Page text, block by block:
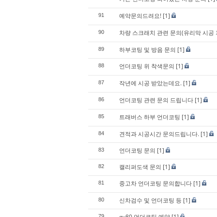
91 예약문의드려요! [1]
90 차량 스크래치 관련 문의(유리막 시공
89 하부코팅 및 방음 문의 [1]
88 언더코팅 위 착색문의 [1]
87 작년에 시공 받았는데요. [1]
86 언더코팅 관련 문의 드립니다 [1]
85 트래버스 하부 언더코팅 [1]
84 견적과 시공시간 문의드립니다. [1]
83 언더코팅 문의 [1]
82 캘리퍼도색 문의 [1]
81 중고차 언더코팅 문의합니다 [1]
80 신차검수 및 언더코팅 등 [1]